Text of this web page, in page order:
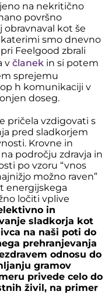
na nekritično
površno
obravnaval kot še
smo dnevno
Feelgood zbrali
v članek in si potem
sprejemu
h komunikaciji v
doseg.
pričela vzdigovati s
pred sladkorjem
Krovne in
področju zdravja in
po vzoru “vnos
možno raven”
energijskega
ločiti vplive
in
sladkorja kot
na naši poti do
prehranjevanja
odnosu do
gramov
privede celo do
živil, na primer